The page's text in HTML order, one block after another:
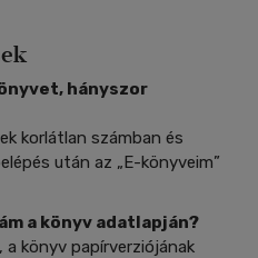
hányszor
korlátlan számban és
után az „E-könyveim”
a könyv adatlapján?
a könyv papírverziójának